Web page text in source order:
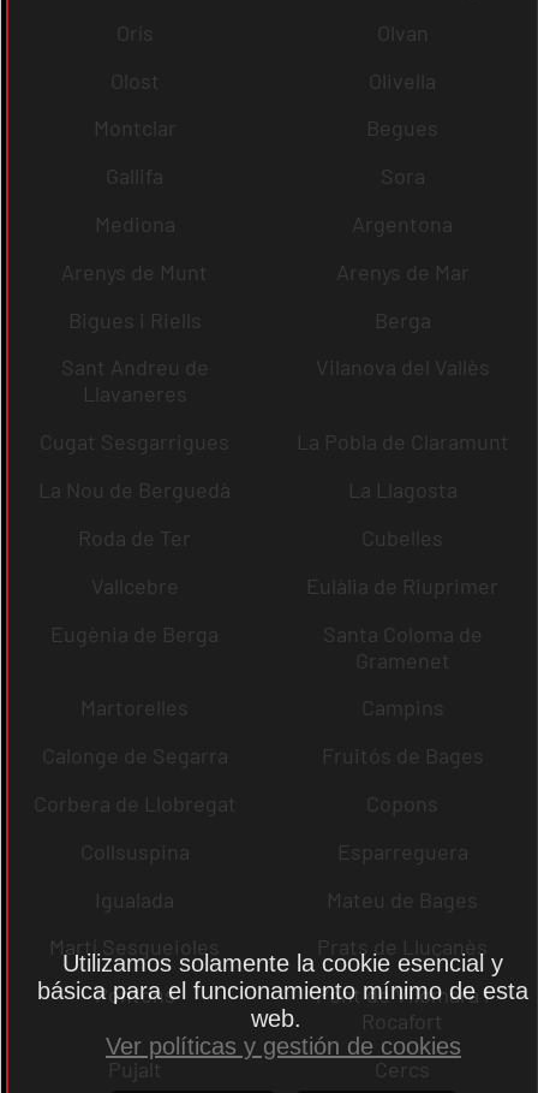
Orís
Olvan
Olost
Olivella
Montclar
Begues
Gallifa
Sora
Mediona
Argentona
Arenys de Munt
Arenys de Mar
Bigues i Riells
Berga
Sant Andreu de
Llavaneres
Vilanova del Vallès
Cugat Sesgarrigues
La Pobla de Claramunt
La Nou de Berguedà
La Llagosta
Roda de Ter
Cubelles
Vallcebre
Eulàlia de Riuprimer
Eugènia de Berga
Santa Coloma de
Gramenet
Martorelles
Campins
Calonge de Segarra
Fruitós de Bages
Corbera de Llobregat
Copons
Collsuspina
Esparreguera
Igualada
Mateu de Bages
Martí Sesgueioles
Prats de Lluçanès
Pontons
Pont de Vilomara i
Rocafort
Pujalt
Cercs
Utilizamos solamente la cookie esencial y
básica para el funcionamiento mínimo de esta
web.
Ver políticas y gestión de cookies